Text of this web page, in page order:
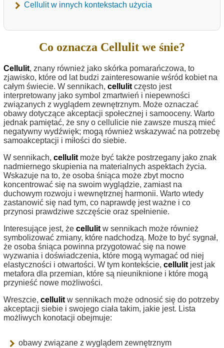
Cellulit w innych kontekstach użycia
Co oznacza Cellulit we śnie?
Cellulit, znany również jako skórka pomarańczowa, to
zjawisko, które od lat budzi zainteresowanie wśród kobiet na
całym świecie. W sennikach, cellulit często jest
interpretowany jako symbol zmartwień i niepewności
związanych z wyglądem zewnętrznym. Może oznaczać
obawy dotyczące akceptacji społecznej i samooceny. Warto
jednak pamiętać, że sny o cellulicie nie zawsze muszą mieć
negatywny wydźwięk; mogą również wskazywać na potrzebę
samoakceptacji i miłości do siebie.
W sennikach, cellulit może być także postrzegany jako znak
nadmiernego skupienia na materialnych aspektach życia.
Wskazuje na to, że osoba śniąca może zbyt mocno
koncentrować się na swoim wyglądzie, zamiast na
duchowym rozwoju i wewnętrznej harmonii. Warto wtedy
zastanowić się nad tym, co naprawdę jest ważne i co
przynosi prawdziwe szczęście oraz spełnienie.
Interesujące jest, że cellulit w sennikach może również
symbolizować zmiany, które nadchodzą. Może to być sygnał,
że osoba śniąca powinna przygotować się na nowe
wyzwania i doświadczenia, które mogą wymagać od niej
elastyczności i otwartości. W tym kontekście, cellulit jest jak
metafora dla przemian, które są nieuniknione i które mogą
przynieść nowe możliwości.
Wreszcie, cellulit w sennikach może odnosić się do potrzeby
akceptacji siebie i swojego ciała takim, jakie jest. Lista
możliwych konotacji obejmuje:
obawy związane z wyglądem zewnętrznym